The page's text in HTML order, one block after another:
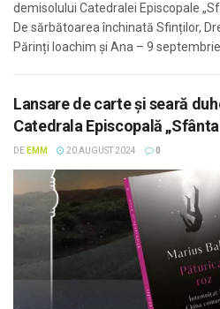
demisolului Catedralei Episcopale
De sărbătoarea închinată Sfinților,
Părinți Ioachim și Ana – 9 septembrie
Lansare de carte şi seară
Catedrala Episcopală
DE EMM 20 AUGUST 2024 0